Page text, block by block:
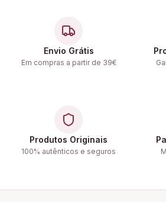
Envio Grátis
Em compras a partir de 39€
Produtos Originais
100% autênticos e seguros